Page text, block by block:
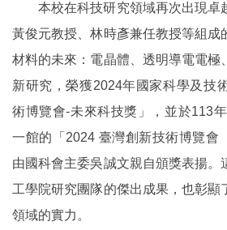
本校在科技研究領域再次出現卓
黃俊元教授、林時彥兼任教授等組成
材料的未來：電晶體、透明導電電極
新研究，榮獲2024年國家科學及技
術博覽會-未來科技獎」，並於113
一館的「2024 臺灣創新技術博覽會
由國科會主委吳誠文親自頒獎表揚。
工學院研究團隊的傑出成果，也彰顯
領域的實力。